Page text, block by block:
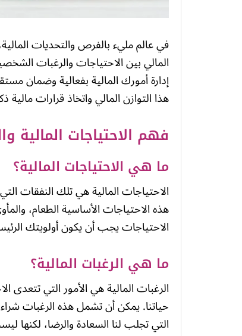
في عالم مليء بالفرص والتحديات
المالي بين الاحتياجات والرغبات
إدارة أمورك المالية بفعالية وضمان
هذا التوازن المالي واتخاذ قرارات
فهم الاحتياجات المالية
ما هي الاحتياجات المالية؟
الاحتياجات المالية هي تلك النفقات
هذه الاحتياجات الأساسية الطعام،
الاحتياجات يجب أن يكون أولويتك
ما هي الرغبات المالية؟
الرغبات المالية هي الأمور التي تتعدى
حياتنا. يمكن أن تشمل هذه الرغبات شراء
التي تجلب لنا السعادة والرضا، لكنها